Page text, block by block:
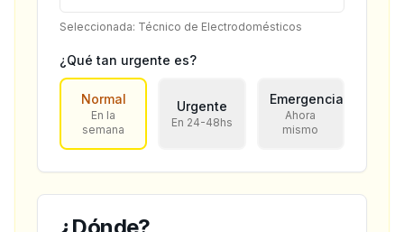
Seleccionada: Técnico de Electrodomésticos
¿Qué tan urgente es?
Normal
En la
semana
Urgente
En 24-48hs
Emergencia
Ahora
mismo